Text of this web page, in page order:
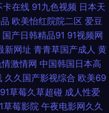
理论片 麻豆狼人伊人 黑料网
碰 国产男女探花 人妻互换一
亚洲春色小说网 TS调教直男
操出轨少妇呻吟 九一网站直
卡在线 91九色视频 日本天
欧美怡红院院二区 爱豆
国产日韩精品91 91视频网
新网址 青青草国产成人 黄
情激情网 中国韩国日本高
久久国产影视综合 欧美69
91草莓久草超碰 成人性爱
草莓影院 午夜电影网久久